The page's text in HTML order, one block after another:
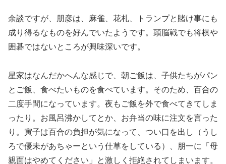
余談ですが、朋彦は、麻雀、花札、トランプと賭け事にも
成り得るなものを好んでいたようです。頭脳戦でも将棋や
囲碁ではないところが興味深いです。
星家はなんだかへんな感じで、朝ご飯は、子供たちがパン
とご飯、食べたいものを食べています。そのため、百合の
二度手間になっています。夜もご飯を外で食べてきてしま
ったり。お風呂沸かしてとか、お弁当の味に注文を言った
り。寅子は百合の負担が気になって、つい口を出し（うし
ろで優未があちゃーという仕草をしている）、朋一に「母
親面はやめてください」と激しく拒絶されてしまいます。